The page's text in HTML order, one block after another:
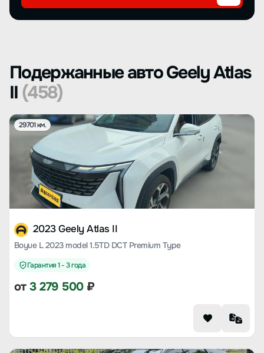
Подержанные авто Geely Atlas
II (458)
29701 км.
2023 Geely Atlas II
Boyue L 2023 model 1.5TD DCT Premium Type
Гарантия 1 - 3 года
от3 279 500₽